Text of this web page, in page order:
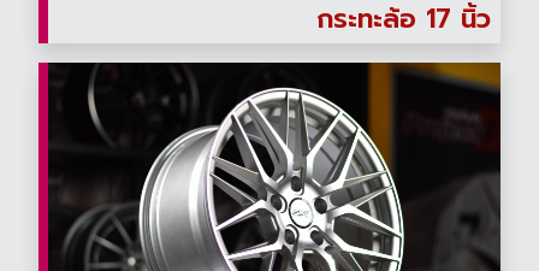
กระทะล้อ 17 นิ้ว